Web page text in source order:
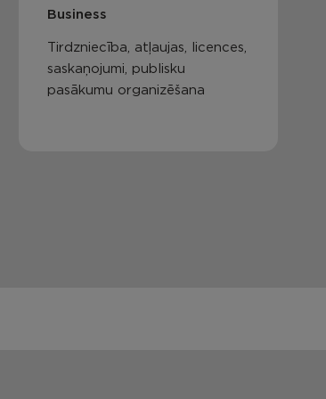
Business
Tirdzniecība, atļaujas, licences,
saskaņojumi, publisku
pasākumu organizēšana